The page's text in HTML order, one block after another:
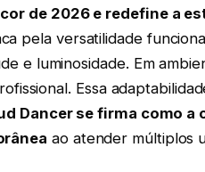
de 2026 e redefine a
pela versatilidade
e luminosidade. Em
Essa
Dancer se firma como a
ao atender múltiplos